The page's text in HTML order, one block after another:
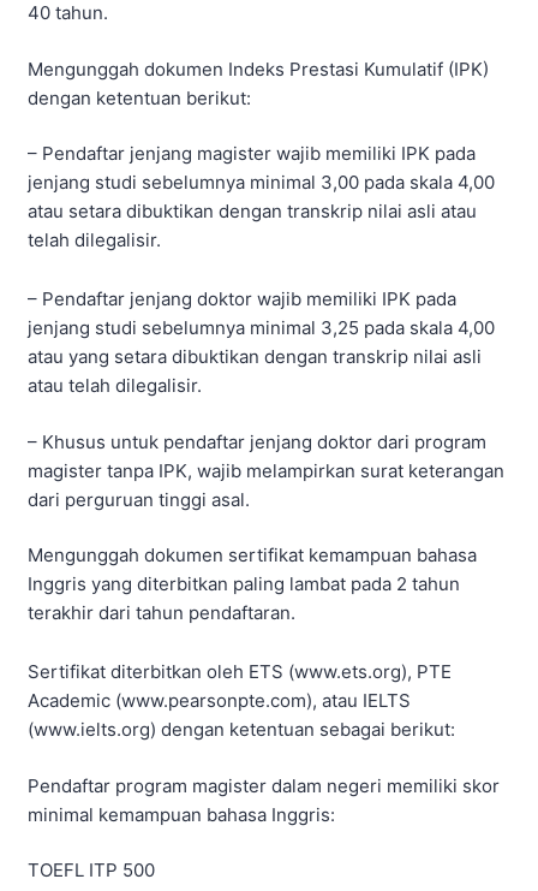
40 tahun.
Mengunggah dokumen Indeks Prestasi Kumulatif (IPK)
dengan ketentuan berikut:
– Pendaftar jenjang magister wajib memiliki IPK pada
jenjang studi sebelumnya minimal 3,00 pada skala 4,00
atau setara dibuktikan dengan transkrip nilai asli atau
telah dilegalisir.
– Pendaftar jenjang doktor wajib memiliki IPK pada
jenjang studi sebelumnya minimal 3,25 pada skala 4,00
atau yang setara dibuktikan dengan transkrip nilai asli
atau telah dilegalisir.
– Khusus untuk pendaftar jenjang doktor dari program
magister tanpa IPK, wajib melampirkan surat keterangan
dari perguruan tinggi asal.
Mengunggah dokumen sertifikat kemampuan bahasa
Inggris yang diterbitkan paling lambat pada 2 tahun
terakhir dari tahun pendaftaran.
Sertifikat diterbitkan oleh ETS (www.ets.org), PTE
Academic (www.pearsonpte.com), atau IELTS
(www.ielts.org) dengan ketentuan sebagai berikut:
Pendaftar program magister dalam negeri memiliki skor
minimal kemampuan bahasa Inggris:
TOEFL ITP 500